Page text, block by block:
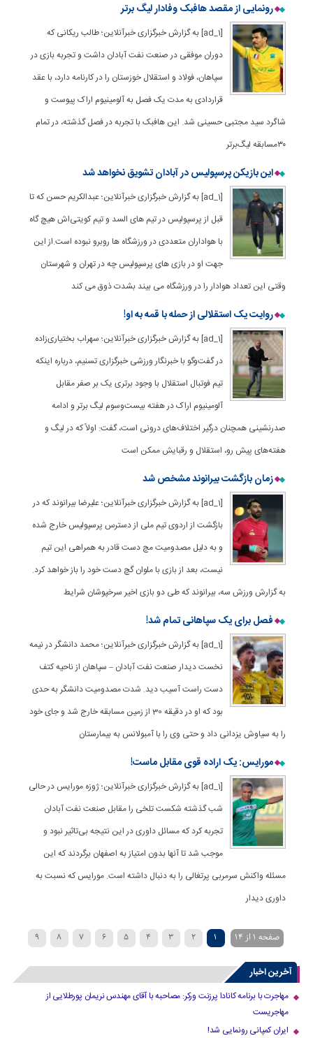
رونمایی از مقصد هافبک وفادار لیگ برتر
[ad_1] به گزارش خبرگزاری خبرآنلاین؛ طالب ریکانی که
دوران موفقی در صنعت نفت آبادان داشت و تجربه بازی در
سپاهان، فولاد و استقلال خوزستان را در کارنامه دارد، با عقد
قراردادی به مدت یک فصل به آلومینیوم اراک پیوست و
شاگرد سید مجتبی حسینی شد. این هافبک با تجربه در فصل گذشته، در تمام
۳۰مسابقه لیگ‌برتر
این بازیکن پرسپولیس در آبادان تشویق نخواهد شد
[ad_1] به گزارش خبرگزاری خبرآنلاین؛ عبدالکریم حسن که تا
قبل از پرسپولیس در تیم های السد و تیم کویتی‌اش هیچ گاه
با هواداران متعددی در ورزشگاه ها روبرو نبوده است.از این
جهت او در بازی های پرسپولیس چه در تهران و شهرستان
وقتی این تعداد هوادار را در ورزشگاه می بیند بشدت ذوق می کند
روایت یک استقلالی از حمله با قمه به او!
[ad_1] به گزارش خبرگزاری خبرآنلاین؛ سهراب بختیاری‌زاده
در گفت‌وگو با خبرنگار ورزشی خبرگزاری تسنیم، درباره اینکه
تیم فوتبال استقلال با وجود برتری یک بر صفر مقابل
آلومینیوم اراک در هفته بیست‌وسوم لیگ برتر و ادامه
صدرنشینی همچنان درگیر اختلاف‌های درونی است، گفت: اولاً که در لیگ و
هفته‌های پیش رو، استقلال و رقبایش ممکن است
زمان بازگشت بیرانوند مشخص شد
[ad_1] به گزارش خبرگزاری خبرآنلاین؛ علیرضا بیرانوند که در
بازگشت از اردوی تیم ملی از دسترس پرسپولیس خارج شده
و به دلیل مصدومیت مچ دست قادر به همراهی این تیم
نیست، بعد از بازی با ملوان گچ دست خود را باز خواهد کرد.
به گزارش ورزش سه، بیرانوند که طی دو بازی اخیر سرخپوشان شرایط
فصل برای یک سپاهانی تمام شد!
[ad_1] به گزارش خبرگزاری خبرآنلاین؛ محمد دانشگر در نیمه
نخست دیدار صنعت نفت آبادان – سپاهان از ناحیه کتف
دست راست آسیب دید. شدت مصدومیت دانشگر به حدی
بود که او در دقیقه 30 از زمین مسابقه خارج شد و جای خود
را به سیاوش یزدانی داد و حتی وی را با آمبولانس به بیمارستان
مورایس: یک اراده قوی مقابل ماست!
[ad_1] به گزارش خبرگزاری خبرآنلاین؛ ژوزه مورایس در حالی
شب گذشته شکست تلخی را مقابل صنعت نفت آبادان
تجربه کرد که مسائل داوری در این نتیجه بی‌تاثیر نبود و
موجب شد تا آنها بدون امتیاز به اصفهان برگردند که این
مسئله واکنش سرمربی پرتغالی را به دنبال داشته است. مورایس که نسبت به
داوری دیدار
صفحه 1 از 14 1
2
3
4
5
6
7
8
9
10
›
...
» آخرین اخبار
مهاجرت با برنامه کانادا پرزنت ورکر: مصاحبه با آقای مهندس نریمان پورطلایی از
مهاجریست
ایران کمپانی رونمایی شد!